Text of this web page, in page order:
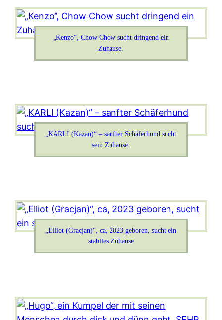
„Kenzo“, Chow Chow sucht dringend ein
Zuhause.
„KARLI (Kazan)“ – sanfter Schäferhund sucht
sein Zuhause.
„Elliot (Gracjan)“, ca, 2023 geboren, sucht ein
stabiles Zuhause